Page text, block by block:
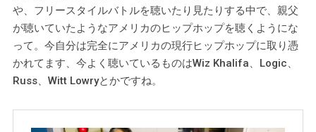
や、フリースタイルバトルを聴いたり見たりする中で、親父
が聴いていたようなアメリカのヒップホップを聴くようにな
って。今自分は完全にアメリカの現行ヒップホップに取り憑
かれてます、今よく聴いているものはWiz Khalifa、Logic、
Russ、Witt Lowryとかですね。